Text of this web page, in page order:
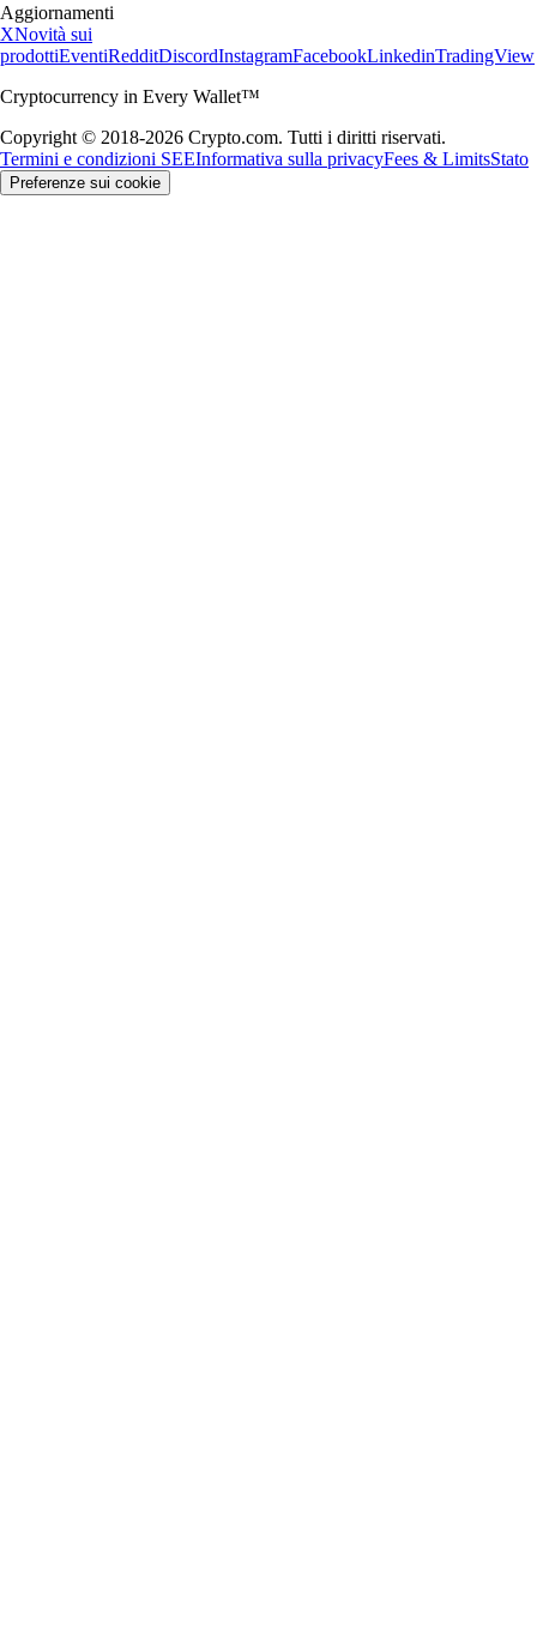
Aggiornamenti
XNovità sui
prodottiEventiRedditDiscordInstagramFacebookLinkedinTradingView
Cryptocurrency in Every Wallet™
Copyright © 2018-2026 Crypto.com. Tutti i diritti riservati.
Termini e condizioni SEEInformativa sulla privacyFees & LimitsStato
Preferenze sui cookie